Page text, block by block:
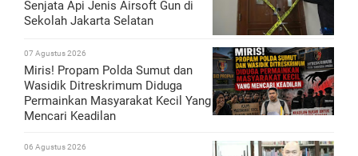
Senjata Api Jenis Airsoft Gun di
Sekolah Jakarta Selatan
07 Agustus 2026
Miris! Propam Polda Sumut dan
Wasidik Ditreskrimum Diduga
Permainkan Masyarakat Kecil Yang
Mencari Keadilan
06 Agustus 2026